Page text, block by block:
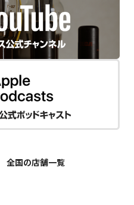
全国の店舗一覧